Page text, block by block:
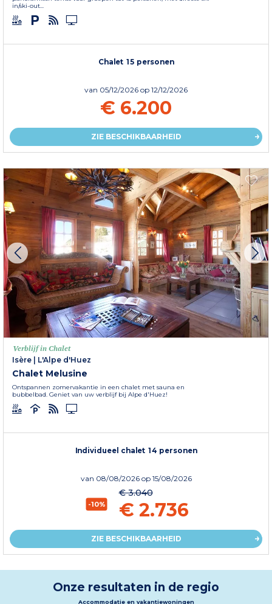
in/ski-out...
Chalet 15 personen
van 05/12/2026 op 12/12/2026
€ 6.200
ZIE BESCHIKBAARHEID
Verblijf in Chalet
Isère
L'Alpe d'Huez
Chalet Melusine
Ontspannen zomervakantie in een chalet met sauna en
bubbelbad. Geniet van uw verblijf bij Alpe d'Huez!
Individueel chalet 14 personen
van 08/08/2026 op 15/08/2026
-10%
€ 3.040
€ 2.736
ZIE BESCHIKBAARHEID
Onze resultaten in de regio
Accommodatie en vakantiewoningen